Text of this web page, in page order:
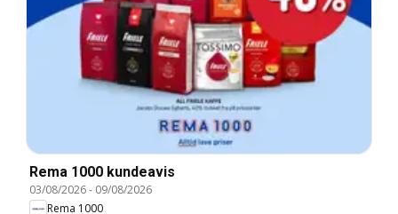
Rema 1000 kundeavis
03/08/2026- 09/08/2026
Rema 1000